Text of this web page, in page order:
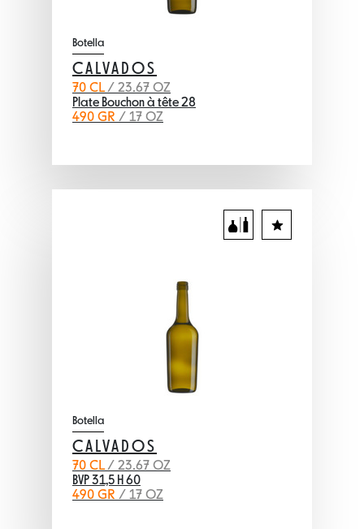
Botella
CALVADOS
70 CL/ 23.67 OZ
Plate Bouchon à tête 28
490 GR / 17 OZ
Botella
CALVADOS
70 CL/ 23.67 OZ
BVP 31,5 H 60
490 GR / 17 OZ